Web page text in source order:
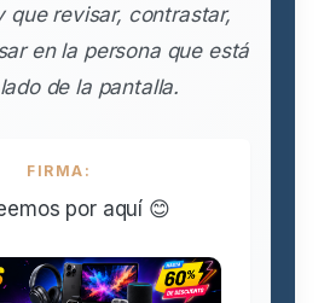
que revisar, contrastar,
en la persona que está
de la pantalla.
FIRMA:
por aquí 😊